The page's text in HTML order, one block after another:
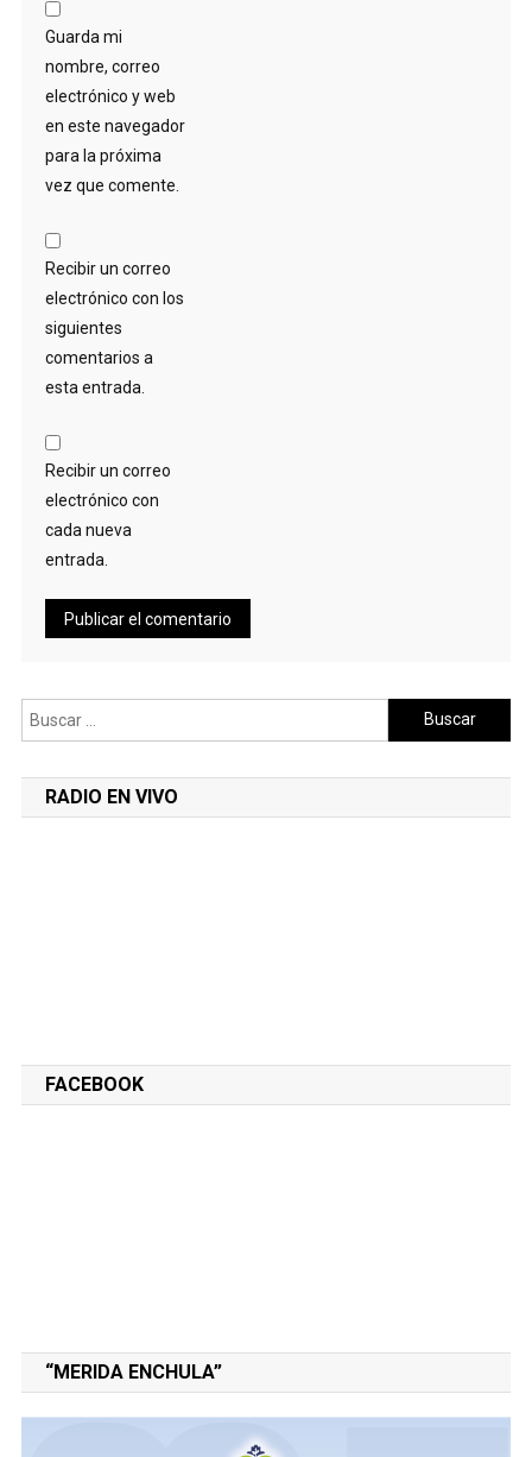
Guarda mi
nombre, correo
electrónico y web
en este navegador
para la próxima
vez que comente.
Recibir un correo
electrónico con los
siguientes
comentarios a
esta entrada.
Recibir un correo
electrónico con
cada nueva
entrada.
Buscar:
RADIO EN VIVO
FACEBOOK
“MERIDA ENCHULA”